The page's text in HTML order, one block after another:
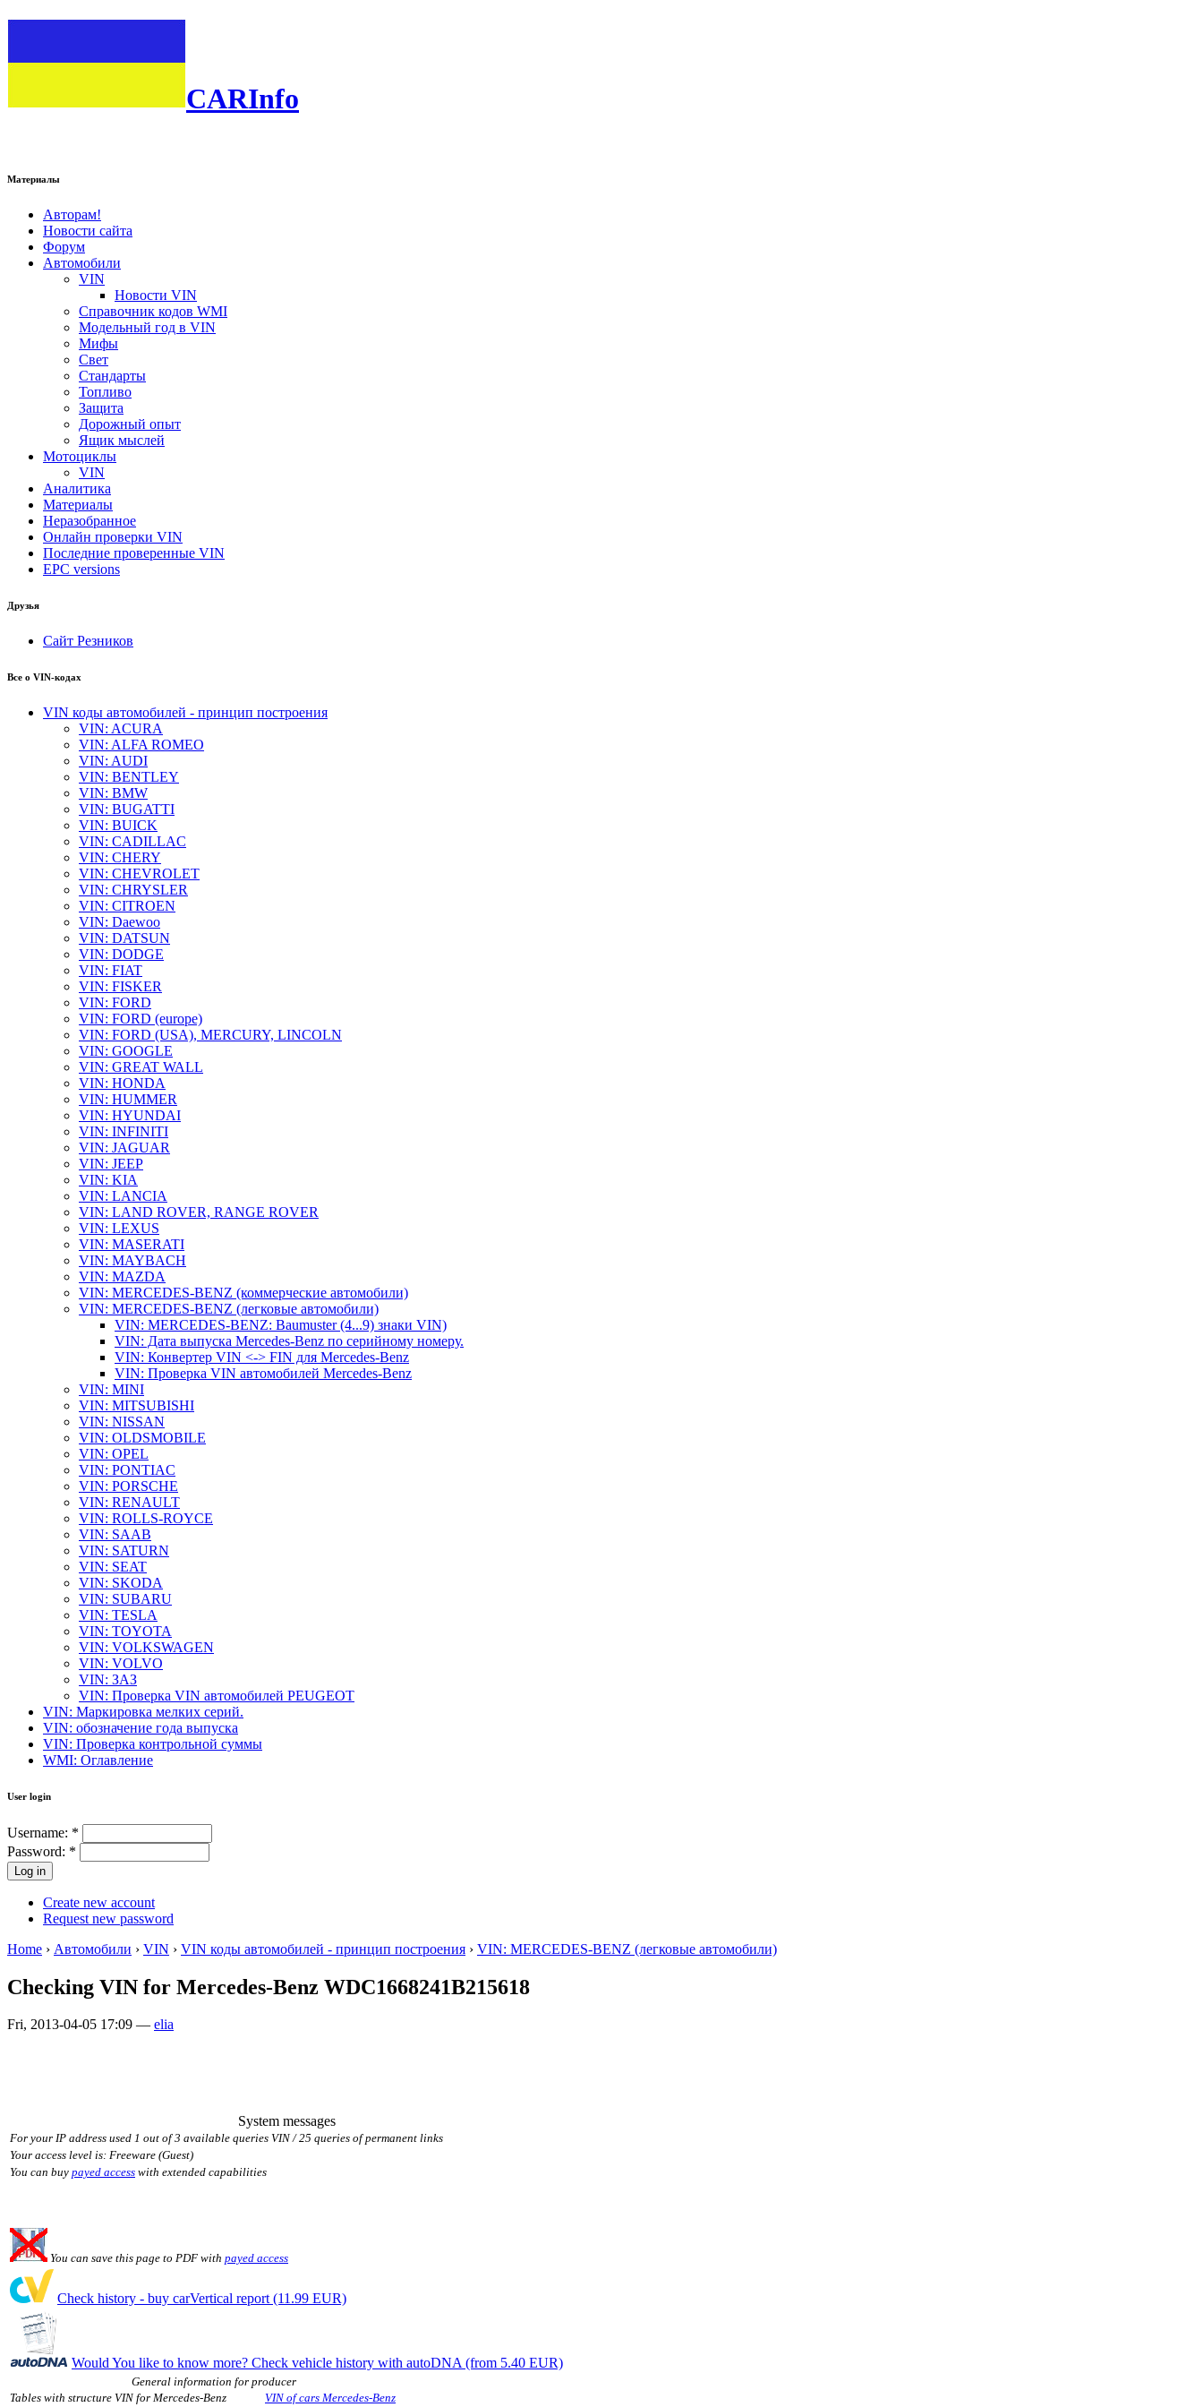
CARInfo
Материалы
Авторам!
Новости сайта
Форум
Автомобили
VIN
Новости VIN
Справочник кодов WMI
Модельный год в VIN
Мифы
Свет
Стандарты
Топливо
Защита
Дорожный опыт
Ящик мыслей
Мотоциклы
VIN
Аналитика
Материалы
Неразобранное
Онлайн проверки VIN
Последние проверенные VIN
EPC versions
Друзья
Сайт Резников
Все о VIN-кодах
VIN коды автомобилей - принцип построения
VIN: ACURA
VIN: ALFA ROMEO
VIN: AUDI
VIN: BENTLEY
VIN: BMW
VIN: BUGATTI
VIN: BUICK
VIN: CADILLAC
VIN: CHERY
VIN: CHEVROLET
VIN: CHRYSLER
VIN: CITROEN
VIN: Daewoo
VIN: DATSUN
VIN: DODGE
VIN: FIAT
VIN: FISKER
VIN: FORD
VIN: FORD (europe)
VIN: FORD (USA), MERCURY, LINCOLN
VIN: GOOGLE
VIN: GREAT WALL
VIN: HONDA
VIN: HUMMER
VIN: HYUNDAI
VIN: INFINITI
VIN: JAGUAR
VIN: JEEP
VIN: KIA
VIN: LANCIA
VIN: LAND ROVER, RANGE ROVER
VIN: LEXUS
VIN: MASERATI
VIN: MAYBACH
VIN: MAZDA
VIN: MERCEDES-BENZ (коммерческие автомобили)
VIN: MERCEDES-BENZ (легковые автомобили)
VIN: MERCEDES-BENZ: Baumuster (4...9) знаки VIN)
VIN: Дата выпуска Mercedes-Benz по серийному номеру.
VIN: Конвертер VIN <-> FIN для Mercedes-Benz
VIN: Проверка VIN автомобилей Mercedes-Benz
VIN: MINI
VIN: MITSUBISHI
VIN: NISSAN
VIN: OLDSMOBILE
VIN: OPEL
VIN: PONTIAC
VIN: PORSCHE
VIN: RENAULT
VIN: ROLLS-ROYCE
VIN: SAAB
VIN: SATURN
VIN: SEAT
VIN: SKODA
VIN: SUBARU
VIN: TESLA
VIN: TOYOTA
VIN: VOLKSWAGEN
VIN: VOLVO
VIN: ЗАЗ
VIN: Проверка VIN автомобилей PEUGEOT
VIN: Маркировка мелких серий.
VIN: обозначение года выпуска
VIN: Проверка контрольной суммы
WMI: Оглавление
User login
Username: *
Password: *
Create new account
Request new password
Home › Автомобили › VIN › VIN коды автомобилей - принцип построения › VIN: MERCEDES-BENZ (легковые автомобили)
Checking VIN for Mercedes-Benz WDC1668241B215618
Fri, 2013-04-05 17:09 — elia
System messages
For your IP address used 1 out of 3 available queries VIN / 25 queries of permanent links
Your access level is: Freeware (Guest)
You can buy payed access with extended capabilities
You can save this page to PDF with payed access
Check history - buy carVertical report (11.99 EUR)
Would You like to know more? Check vehicle history with autoDNA (from 5.40 EUR)
General information for producer
Tables with structure VIN for Mercedes-Benz
VIN of cars Mercedes-Benz